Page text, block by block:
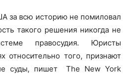
за всю историю не помиловал
такого решения никогда не
правосудия. Юристы
относительно того, признают
суды, пишет The New York